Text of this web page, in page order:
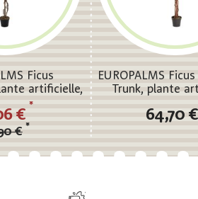
Ficus
artificielle,
€ *
€
*
EUROPALMS
Trunk, plante
64,70 €